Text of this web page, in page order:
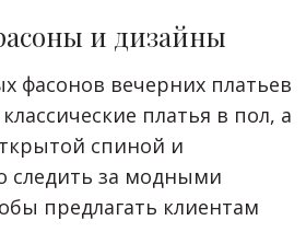
и дизайны
фасонов вечерних платьев
платья в пол, а
спиной и
следить за модными
предлагать клиентам